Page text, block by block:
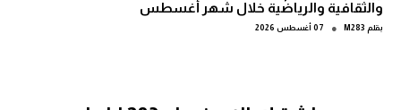
والثقافية والرياضية خلال شهر أغسطس
بقلم M283
● 07 أغسطس 2026